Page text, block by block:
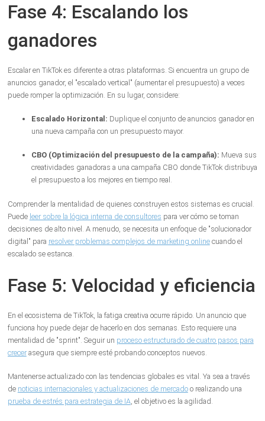
Fase 4: Escalando los
ganadores
Escalar en TikTok es diferente a otras plataformas. Si encuentra un grupo de
anuncios ganador, el "escalado vertical" (aumentar el presupuesto) a veces
puede romper la optimización. En su lugar, considere:
Escalado Horizontal: Duplique el conjunto de anuncios ganador en
una nueva campaña con un presupuesto mayor.
CBO (Optimización del presupuesto de la campaña): Mueva sus
creatividades ganadoras a una campaña CBO donde TikTok distribuya
el presupuesto a los mejores en tiempo real.
Comprender la mentalidad de quienes construyen estos sistemas es crucial.
Puede leer sobre la lógica interna de consultores para ver cómo se toman
decisiones de alto nivel. A menudo, se necesita un enfoque de "solucionador
digital" para resolver problemas complejos de marketing onlinecuando el
escalado se estanca.
Fase 5: Velocidad y eficiencia
En el ecosistema de TikTok, la fatiga creativa ocurre rápido. Un anuncio que
funciona hoy puede dejar de hacerlo en dos semanas. Esto requiere una
mentalidad de "sprint". Seguir un proceso estructurado de cuatro pasos para
crecerasegura que siempre esté probando conceptos nuevos.
Mantenerse actualizado con las tendencias globales es vital. Ya sea a través
de noticias internacionales y actualizaciones de mercadoo realizando una
prueba de estrés para estrategia de IA, el objetivo es la agilidad.